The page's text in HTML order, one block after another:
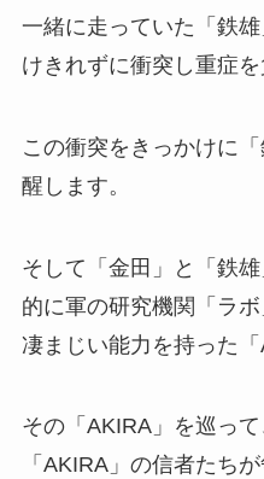
一緒に走っていた「鉄
けきれずに衝突し重症を
この衝突をきっかけに
醒します。
そして「金田」と「鉄
的に軍の研究機関「ラ
凄まじい能力を持った「
その「AKIRA」を巡っ
「AKIRA」の信者たち